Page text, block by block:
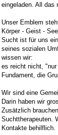
eingeladen. All das
Unser Emblem
Körper - Geist -
Sucht ist für uns
seines sozialen
wissen wir:
es reicht nicht,
Fundament, die
Wir sind eine
Darin haben wir
Zusätzlich
Suchttherapeuten.
Kontakte behilflich.